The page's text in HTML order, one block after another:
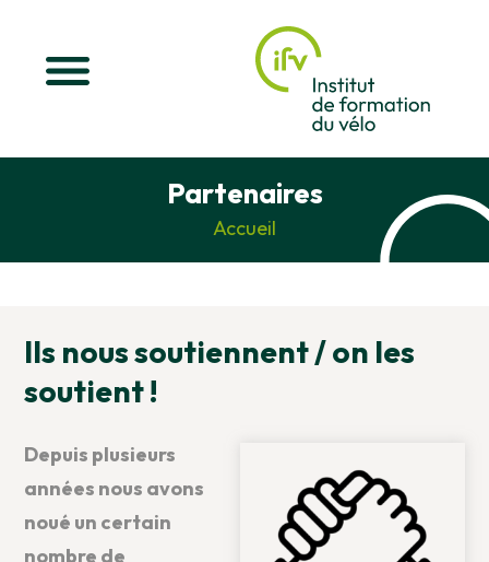
Partenaires
Accueil
Ils nous soutiennent / on les
soutient !
Depuis plusieurs
années nous avons
noué un certain
nombre de